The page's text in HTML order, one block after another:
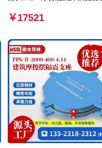
2000-350-3.81 摩擦摆隔震
厂家
￥17521